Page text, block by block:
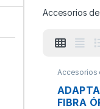
Accesorios
Accesorios
FIBRA